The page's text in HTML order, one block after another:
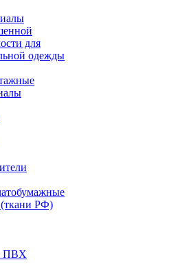
для
одежды
РФ)
ПВХ